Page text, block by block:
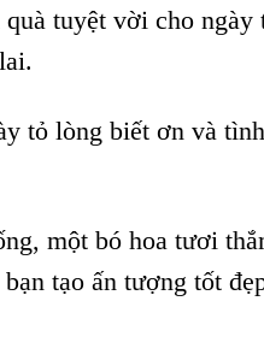
tuyệt vời cho ngày
tỏ lòng biết ơn và
một bó hoa tươi
tạo ấn tượng tốt